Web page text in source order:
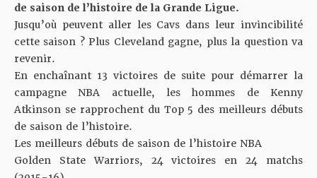
de saison de l’histoire de la Grande Ligue.
Jusqu’où peuvent aller les Cavs dans leur invincibilité
cette saison ? Plus Cleveland gagne, plus la question va
revenir.
En enchaînant 13 victoires de suite pour démarrer la
campagne NBA actuelle, les hommes de Kenny
Atkinson se rapprochent du Top 5 des meilleurs débuts
de saison de l’histoire.
Les meilleurs débuts de saison de l’histoire NBA
Golden State Warriors, 24 victoires en 24 matchs